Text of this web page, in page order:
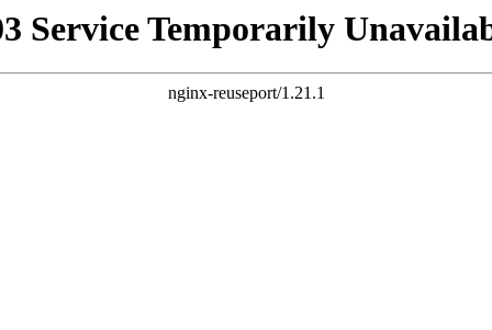
Service Temporarily
nginx-reuseport/1.21.1